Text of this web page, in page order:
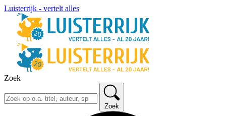
Luisterrijk - vertelt alles
Zoek
Zoek